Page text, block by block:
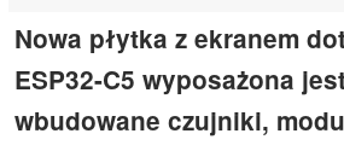
Nowa płytka z ekranem
ESP32-C5 wyposażona
wbudowane czujniki,